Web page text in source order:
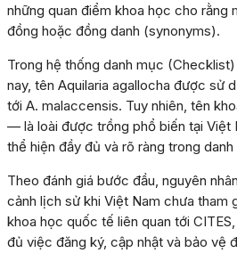
những quan điểm khoa học cho rằng
đồng hoặc đồng danh (synonyms).
Trong hệ thống danh mục
nay, tên Aquilaria agallocha được sử
tới A. malaccensis. Tuy nhiên, tên
— là loài được trồng phổ biến tại
thể hiện đầy đủ và rõ ràng trong danh
Theo đánh giá bước đầu, nguyên
cảnh lịch sử khi Việt Nam chưa tham
khoa học quốc tế liên quan tới
đủ việc đăng ký, cập nhật và bảo vệ